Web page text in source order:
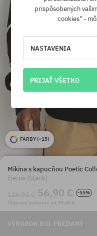
FARBY (+15)
Mikina s kapucňou Poetic
čierna (black)
126,90 € 56,90 €
-55%
Doprava zadarmo od 70,30 €
VÝROBOK BOL PREDANÝ
prispôsobených
cookies" -
NASTAVENIA
PRIJAŤ VŠETKO